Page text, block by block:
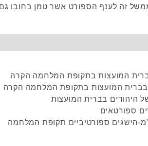
זה לענף הספורט אשר טמן בחובו גם
ספורטיביים תקופת המלחמה